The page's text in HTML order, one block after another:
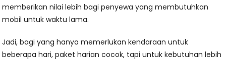
memberikan nilai lebih bagi penyewa yang membutuhkan
mobil untuk waktu lama.
Jadi, bagi yang hanya memerlukan kendaraan untuk
beberapa hari, paket harian cocok, tapi untuk kebutuhan lebih